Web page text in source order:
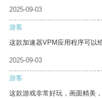
2025-09-03
游客
这款加速器VPM应用程序可以
2025-09-03
游客
这款游戏非常好玩，画面精美，